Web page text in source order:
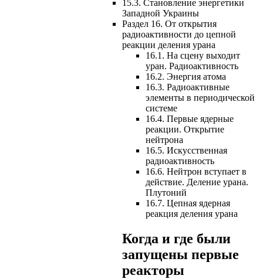
15.3. Становление энергетики
Западной Украины
Раздел 16. От открытия
радиоактивности до цепной
реакции деления урана
16.1. На сцену выходит
уран. Радиоактивность
16.2. Энергия атома
16.3. Радиоактивные
элементы в периодической
системе
16.4. Первые ядерные
реакции. Открытие
нейтрона
16.5. Искусственная
радиоактивность
16.6. Нейтрон вступает в
действие. Деление урана.
Плутоний
16.7. Цепная ядерная
реакция деления урана
Когда и где были
запущены первые
реакторы